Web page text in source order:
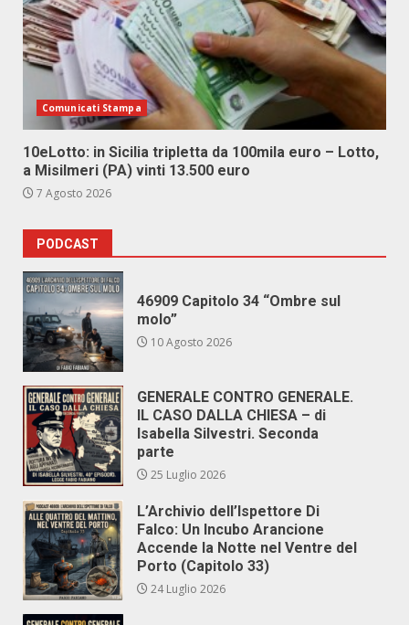
Comunicati Stampa
10eLotto: in Sicilia tripletta da 100mila euro – Lotto,
a Misilmeri (PA) vinti 13.500 euro
7 Agosto 2026
PODCAST
46909 Capitolo 34 “Ombre sul
molo”
10 Agosto 2026
GENERALE CONTRO GENERALE.
IL CASO DALLA CHIESA – di
Isabella Silvestri. Seconda
parte
25 Luglio 2026
L’Archivio dell’Ispettore Di
Falco: Un Incubo Arancione
Accende la Notte nel Ventre del
Porto (Capitolo 33)
24 Luglio 2026